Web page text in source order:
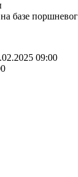
базе
09:00